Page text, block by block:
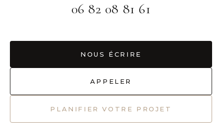
06 82 08 81 61
NOUS ÉCRIRE
APPELER
PLANIFIER VOTRE PROJET